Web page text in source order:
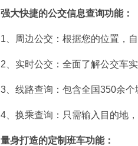
强大快捷的公交信息查询功能：
1、周边公交：根据您的位置，
2、实时公交：全面了解公交车
3、线路查询：包含全国350余个
4、换乘查询：只需输入目的地
量身打造的定制班车功能：